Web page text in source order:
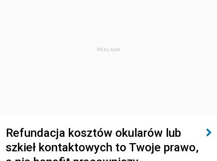
REKLAMA
Refundacja kosztów okularów lub
szkieł kontaktowych to Twoje prawo,